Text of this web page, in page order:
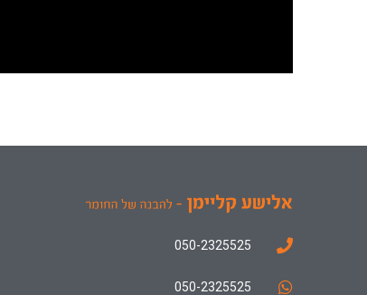
050-2325525
050-2325525